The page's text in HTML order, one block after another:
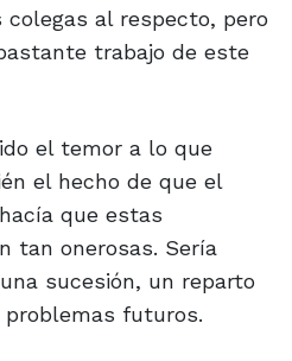
al respecto, pero
trabajo de este
el temor a lo que
el hecho de que el
que estas
tan onerosas. Sería
sucesión, un reparto
futuros.